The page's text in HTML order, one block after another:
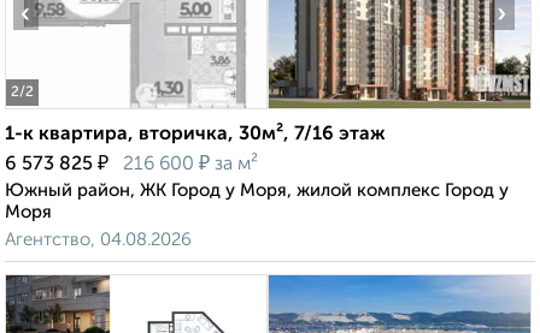
2/2
‹ ›
1-к квартира, вторичка, 30м², 7/16 этаж
6 573 825 ₽ 216 600 ₽ за м²
Южный район, ЖК Город у Моря, жилой комплекс Город у
Моря
Агентство, 04.08.2026